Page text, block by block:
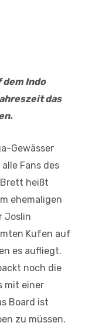
Indo
das
Gewässer
Fans des
heißt
ehemaligen
Joslin
Kufen auf
es aufliegt.
noch die
mit einer
Board ist
zu müssen.